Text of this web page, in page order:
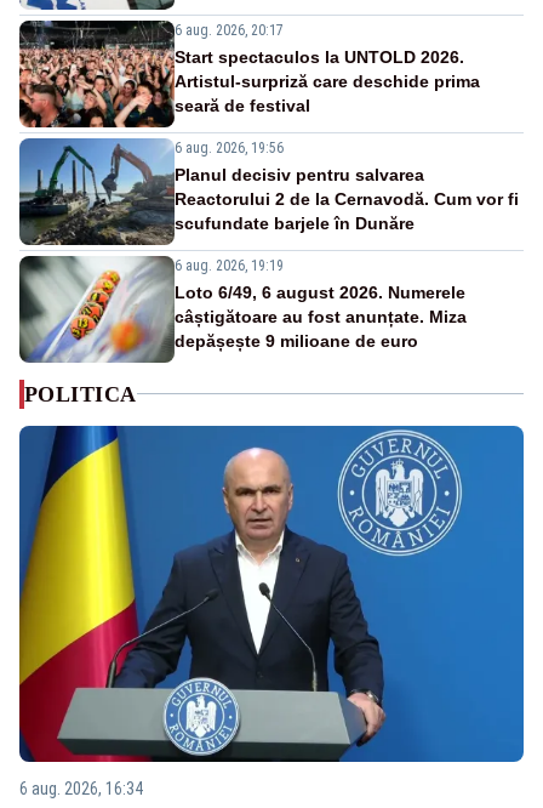
6 aug. 2026, 20:17
Start spectaculos la UNTOLD 2026.
Artistul-surpriză care deschide prima
seară de festival
6 aug. 2026, 19:56
Planul decisiv pentru salvarea
Reactorului 2 de la Cernavodă. Cum vor fi
scufundate barjele în Dunăre
6 aug. 2026, 19:19
Loto 6/49, 6 august 2026. Numerele
câștigătoare au fost anunțate. Miza
depășește 9 milioane de euro
POLITICA
6 aug. 2026, 16:34